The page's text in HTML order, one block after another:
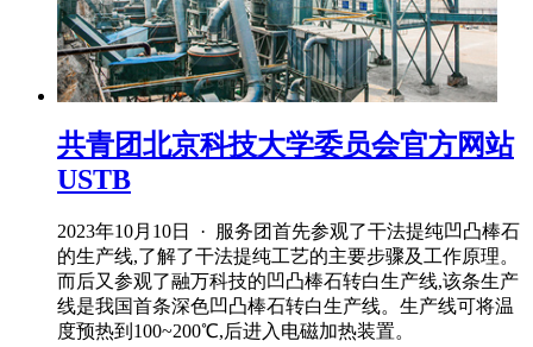
共青团北京科技大学委员会官方网站
USTB
2023年10月10日 · 服务团首先参观了干法提纯凹凸棒石
的生产线,了解了干法提纯工艺的主要步骤及工作原理。
而后又参观了融万科技的凹凸棒石转白生产线,该条生产
线是我国首条深色凹凸棒石转白生产线。生产线可将温
度预热到100~200℃,后进入电磁加热装置。